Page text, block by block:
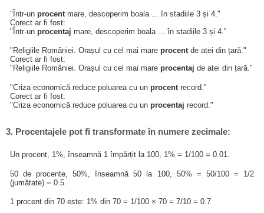
"Într-unprocent mare, descoperim boala ... în stadiile 3 și 4."
Corect ar fi fost:
"Într-unprocentaj mare, descoperim boala ... în stadiile 3 și 4."
"Religiile României. Orașul cu cel mai mareprocentde atei din țară."
Corect ar fi fost:
"Religiile României. Orașul cu cel mai mareprocentaj de atei din țară."
"Criza economică reduce poluarea cu unprocentrecord."
Corect ar fi fost:
"Criza economică reduce poluarea cu unprocentaj record."
3. Procentajele pot fi transformate în numere zecimale:
Un procent, 1%, înseamnă 1 împărțit la 100, 1% = 1/100 = 0.01.
50 de procente, 50%, înseamnă 50 la 100, 50% = 50/100 = 1/2
(jumătate) = 0.5.
1 procent din 70 este: 1% din 70 = 1/100 × 70 = 7/10 = 0.7